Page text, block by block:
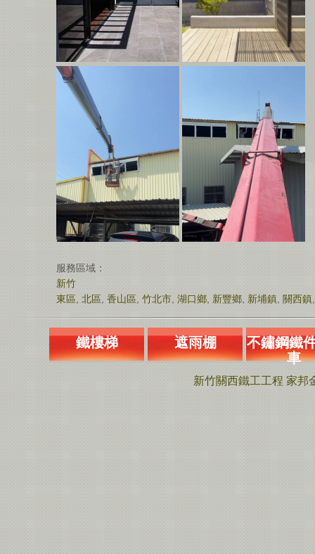
服務區域：
新竹
東區 北區 香山區 竹北市 湖口鄉 新豐鄉 新埔鎮 關西鎮
鐵樓梯 遮雨棚
不鏽鋼鐵
車
新竹關西鐵工工程 家邦